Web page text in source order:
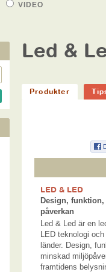
VIDEO
Led &
Produkter
LED & LED
Design,
påverkan
Led & Led är en
LED teknologi
länder. Design,
minskad
framtidens